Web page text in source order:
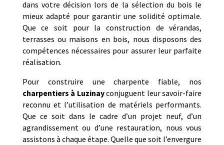
dans votre décision lors de la sélection du bois le
mieux adapté pour garantir une solidité optimale.
Que ce soit pour la construction de vérandas,
terrasses ou maisons en bois, nous disposons des
compétences nécessaires pour assurer leur parfaite
réalisation.
Pour construire une charpente fiable, nos
charpentiers à Luzinayconjuguent leur savoir-faire
reconnu et l’utilisation de matériels performants.
Que ce soit dans le cadre d’un projet neuf, d’un
agrandissement ou d’une restauration, nous vous
assistons à chaque étape. Quelle que soit l’envergure